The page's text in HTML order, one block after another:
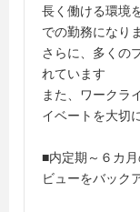
長く働ける環境
での勤務になり
さらに、多くの
れています
また、ワークラ
イベートを大切
■内定期～６カ
ビューをバック